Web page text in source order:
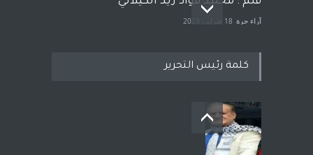
آراء حرة 18 فبراير، 2023
بعد معارك قضائية طاحنة كتب
وترافع فيها بنفسه مرة اخرى..
الشيخ طارق يوسف يقهر
كلمة رئيس التحرير